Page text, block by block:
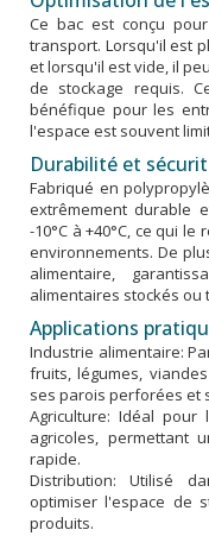
Ce bac est conçu
transport. Lorsqu'il est
et lorsqu'il est vide, il
de stockage requis.
bénéfique pour les
l'espace est souvent
Durabilité et
Fabriqué en
extrêmement durable
-10°C à +40°C, ce qui
environnements. De
alimentaire,
alimentaires stockés ou
Applications
Industrie alimentaire:
fruits, légumes,
ses parois perforées et
Agriculture: Idéal
agricoles, permettant
rapide.
Distribution: Utilisé
optimiser l'espace de
produits.